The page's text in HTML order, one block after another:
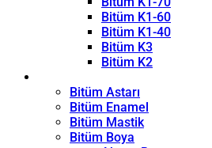
Bitüm K1-60
Bitüm K1-40
Bitüm K3
Bitüm K2
Bitüm Astarı
Bitüm Enamel
Bitüm Mastik
Bitüm Boya